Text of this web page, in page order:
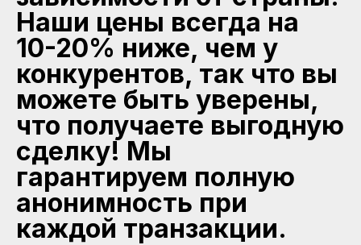
Наши цены всегда на
10-20% ниже, чем у
конкурентов, так что вы
можете быть уверены,
что получаете выгодную
сделку! Мы
гарантируем полную
анонимность при
каждой транзакции.